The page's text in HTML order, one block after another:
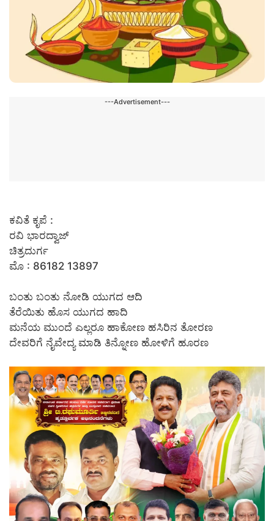
---Advertisement---
ಕವಿತೆ ಕೃಪೆ :
ರವಿ ಭಾರದ್ವಾಜ್
ಚಿತ್ರದುರ್ಗ
ಮೊ : 86182 13897
ಬಂತು ಬಂತು ನೋಡಿ ಯುಗದ ಆದಿ
ತೆರೆಯಿತು ಹೊಸ ಯುಗದ ಹಾದಿ
ಮನೆಯ ಮುಂದೆ ಎಲ್ಲರೂ ಹಾಕೋಣ ಹಸಿರಿನ ತೋರಣ
ದೇವರಿಗೆ ನೈವೇದ್ಯ ಮಾಡಿ ತಿನ್ನೋಣ ಹೋಳಿಗೆ ಹೂರಣ